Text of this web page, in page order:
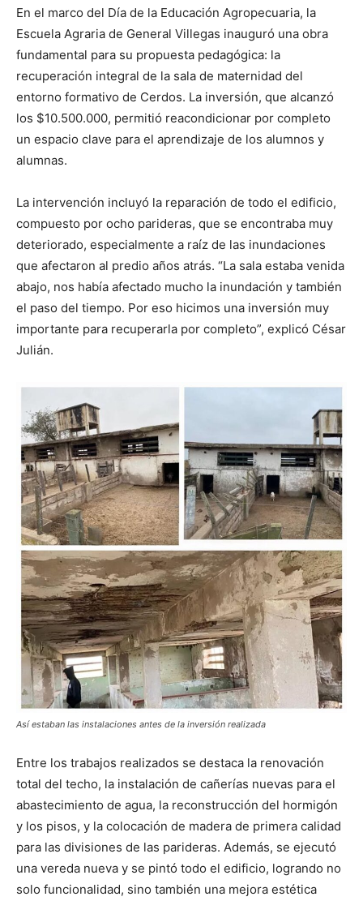
En el marco del Día de la Educación Agropecuaria, la
Escuela Agraria de General Villegas inauguró una obra
fundamental para su propuesta pedagógica: la
recuperación integral de la sala de maternidad del
entorno formativo de Cerdos. La inversión, que alcanzó
los $10.500.000, permitió reacondicionar por completo
un espacio clave para el aprendizaje de los alumnos y
alumnas.
La intervención incluyó la reparación de todo el edificio,
compuesto por ocho parideras, que se encontraba muy
deteriorado, especialmente a raíz de las inundaciones
que afectaron al predio años atrás. “La sala estaba venida
abajo, nos había afectado mucho la inundación y también
el paso del tiempo. Por eso hicimos una inversión muy
importante para recuperarla por completo”, explicó César
Julián.
Así estaban las instalaciones antes de la inversión realizada
Entre los trabajos realizados se destaca la renovación
total del techo, la instalación de cañerías nuevas para el
abastecimiento de agua, la reconstrucción del hormigón
y los pisos, y la colocación de madera de primera calidad
para las divisiones de las parideras. Además, se ejecutó
una vereda nueva y se pintó todo el edificio, logrando no
solo funcionalidad, sino también una mejora estética